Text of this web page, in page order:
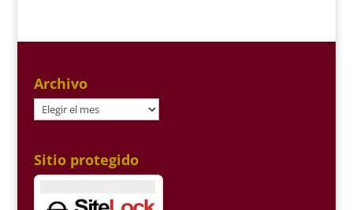
Archivo
Archivo
Sitio protegido